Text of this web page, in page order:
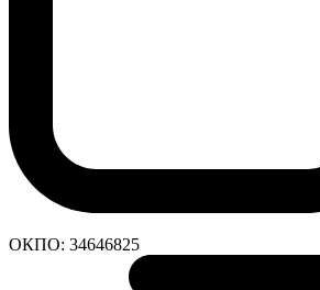
ОКПО: 34646825